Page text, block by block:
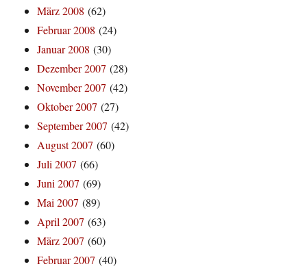
März 2008 (62)
Februar 2008 (24)
Januar 2008 (30)
Dezember 2007 (28)
November 2007 (42)
Oktober 2007 (27)
September 2007 (42)
August 2007 (60)
Juli 2007 (66)
Juni 2007 (69)
Mai 2007 (89)
April 2007 (63)
März 2007 (60)
Februar 2007 (40)